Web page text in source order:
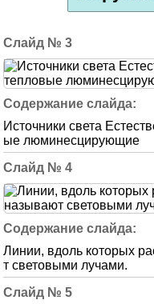
3
Источники света
ые люминесцирующие
4
Линии, вдоль которых
т световыми лучами.
5